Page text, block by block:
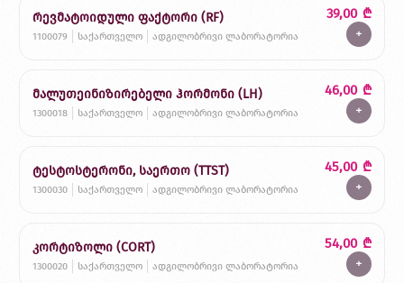
რევმატოიდული ფაქტორი (RF)
1100079 საქართველო ადგილობრივი ლაბორატორია
39,00 ₾
+
მალუთეინიზირებელი ჰორმონი (LH)
1300018 საქართველო ადგილობრივი ლაბორატორია
46,00 ₾
+
ტესტოსტერონი, საერთო (TTST)
1300030 საქართველო ადგილობრივი ლაბორატორია
45,00 ₾
+
კორტიზოლი (CORT)
1300020 საქართველო ადგილობრივი ლაბორატორია
54,00 ₾
+